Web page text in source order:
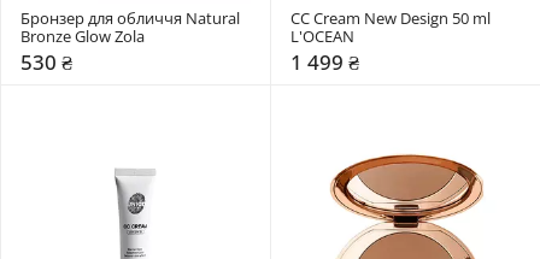
Бронзер для обличчя Natural
Bronze Glow Zola
530 ₴
СС Cream New Design 50 ml
L'OCEAN
1 499 ₴